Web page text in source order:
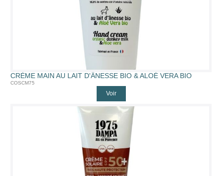
CRÈME MAIN AU LAIT D'ÂNESSE BIO & ALOÉ VERA BIO
COSCM75
Voir